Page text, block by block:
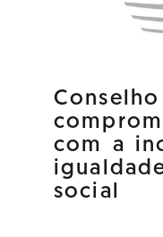
Conselho
com a
social